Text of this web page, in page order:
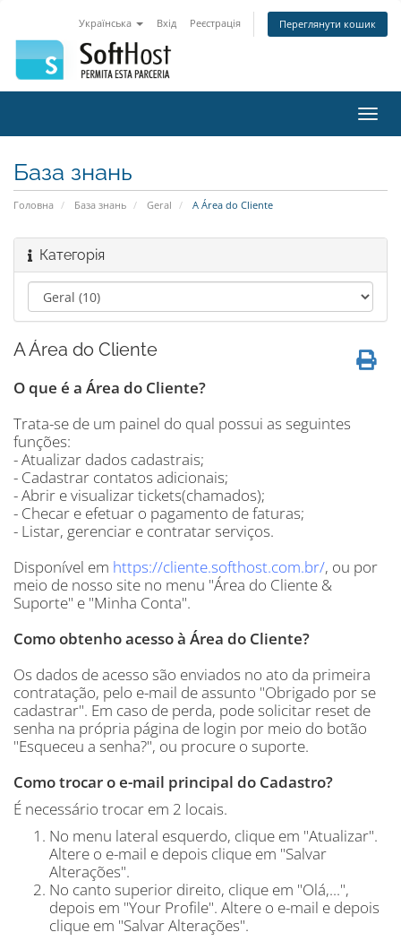
Українська Вхід Реєстрація Переглянути кошик
База знань
Головна База знань Geral A Área do Cliente
Категорія
A Área do Cliente
O que é a Área do Cliente?
Trata-se de um painel do qual possui as seguintes
funções:
- Atualizar dados cadastrais;
- Cadastrar contatos adicionais;
- Abrir e visualizar tickets(chamados);
- Checar e efetuar o pagamento de faturas;
- Listar, gerenciar e contratar serviços.
Disponível em https://cliente.softhost.com.br/, ou por
meio de nosso site no menu "Área do Cliente &
Suporte" e "Minha Conta".
Como obtenho acesso à Área do Cliente?
Os dados de acesso são enviados no ato da primeira
contratação, pelo e-mail de assunto "Obrigado por se
cadastrar". Em caso de perda, pode solicitar reset de
senha na própria página de login por meio do botão
"Esqueceu a senha?", ou procure o suporte.
Como trocar o e-mail principal do Cadastro?
É necessário trocar em 2 locais.
No menu lateral esquerdo, clique em "Atualizar".
Altere o e-mail e depois clique em "Salvar
Alterações".
No canto superior direito, clique em "Olá,...",
depois em "Your Profile". Altere o e-mail e depois
clique em "Salvar Alterações".